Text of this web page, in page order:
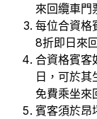
來回纜車門
每位合資格
8折即日來
合資格賓客
日，可於其
免費乘坐來
賓客須於昂